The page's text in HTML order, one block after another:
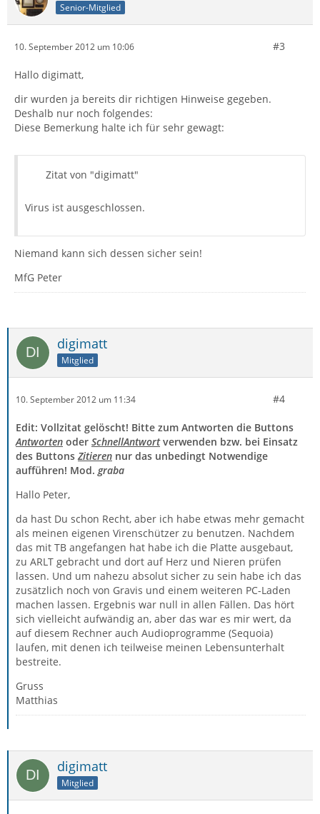
Senior-Mitglied
10. September 2012 um 10:06 #3
Hallo digimatt,
dir wurden ja bereits dir richtigen Hinweise gegeben.
Deshalb nur noch folgendes:
Diese Bemerkung halte ich für sehr gewagt:
Zitat von "digimatt"
Virus ist ausgeschlossen.
Niemand kann sich dessen sicher sein!
MfG Peter
digimatt
Mitglied
10. September 2012 um 11:34 #4
Edit: Vollzitat gelöscht! Bitte zum Antworten die Buttons
Antworten oder SchnellAntwortverwenden bzw. bei Einsatz
des ButtonsZitieren nur das unbedingt Notwendige
aufführen! Mod. graba
Hallo Peter,
da hast Du schon Recht, aber ich habe etwas mehr gemacht
als meinen eigenen Virenschützer zu benutzen. Nachdem
das mit TB angefangen hat habe ich die Platte ausgebaut,
zu ARLT gebracht und dort auf Herz und Nieren prüfen
lassen. Und um nahezu absolut sicher zu sein habe ich das
zusätzlich noch von Gravis und einem weiteren PC-Laden
machen lassen. Ergebnis war null in allen Fällen. Das hört
sich vielleicht aufwändig an, aber das war es mir wert, da
auf diesem Rechner auch Audioprogramme (Sequoia)
laufen, mit denen ich teilweise meinen Lebensunterhalt
bestreite.
Gruss
Matthias
digimatt
Mitglied